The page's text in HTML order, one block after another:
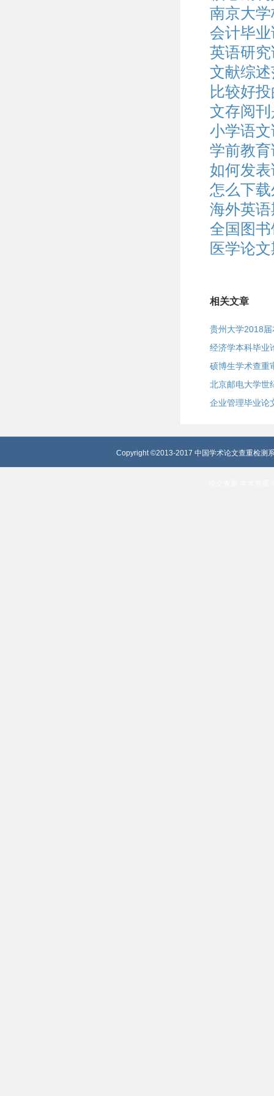
南京大
会计毕
英语研
文献综
比较好
文存阅
小学语
学前教
如何发
怎么下
海外英
全国图
医学论
相关文章
贵州大学2018
经济学本科毕业
硕博生学术查重
北京邮电大学世
企业管理毕业论
Copyright ©2013-2017 中国学术论文查重检